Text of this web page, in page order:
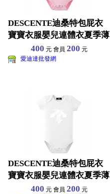
DESCENTE迪桑特包屁衣
寶寶衣服嬰兒連體衣夏季薄
款短袖三角哈衣純棉
400 元 會員 200 元
愛迪達批發網
DESCENTE迪桑特包屁衣
寶寶衣服嬰兒連體衣夏季薄
款短袖三角哈衣純棉
400 元 會員 200 元